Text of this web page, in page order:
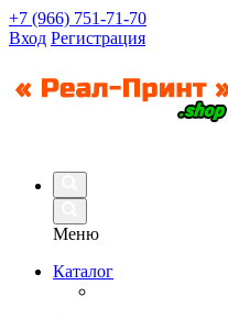
+7 (966) 751-71-70
Вход Регистрация
Меню
Каталог